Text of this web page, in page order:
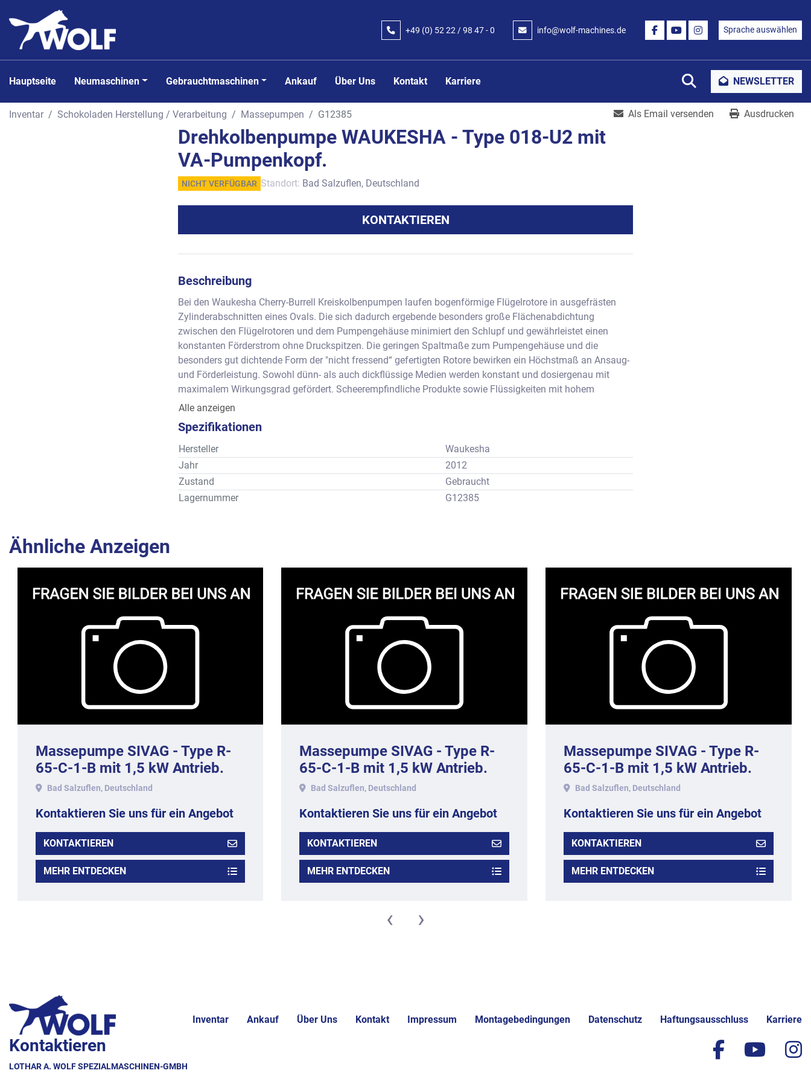
+49 (0) 52 22 / 98 47 - 0 info@wolf-machines.de
FACEBOOK
YOUTUBEINSTAGRAM
Sprache auswählen
Hauptseite Neumaschinen Gebrauchtmaschinen Ankauf Über Uns Kontakt Karriere SucheNEWSLETTER
Inventar Schokoladen Herstellung / Verarbeitung Massepumpen G12385 Als Email versenden Ausdrucken
Drehkolbenpumpe WAUKESHA - Type 018-U2 mit
VA-Pumpenkopf.
NICHT VERFÜGBAR Standort: Bad Salzuflen, Deutschland
KONTAKTIEREN
Beschreibung
Bei den Waukesha Cherry-Burrell Kreiskolbenpumpen laufen bogenförmige Flügelrotore in ausgefrästen
Zylinderabschnitten eines Ovals. Die sich dadurch ergebende besonders große Flächenabdichtung
zwischen den Flügelrotoren und dem Pumpengehäuse minimiert den Schlupf und gewährleistet einen
konstanten Förderstrom ohne Druckspitzen. Die geringen Spaltmaße zum Pumpengehäuse und die
besonders gut dichtende Form der "nicht fressend“ gefertigten Rotore bewirken ein Höchstmaß an Ansaug-
und Förderleistung. Sowohl dünn- als auch dickflüssige Medien werden konstant und dosiergenau mit
maximalem Wirkungsgrad gefördert. Scheerempfindliche Produkte sowie Flüssigkeiten mit hohem
Feststoffanteil oder großen Stücken werden schonend gepumpt.
Anschluss    : ca. DN40 (1,5")
Förderdruck: ca. 13,8 bar max.
Alle anzeigen
Spezifikationen
Hersteller
Waukesha
Jahr
2012
Zustand
Gebraucht
Lagernummer
G12385
Ähnliche Anzeigen
Massepumpe SIVAG - Type R-
65-C-1-B mit 1,5 kW Antrieb.
Bad Salzuflen, Deutschland
Kontaktieren Sie uns für ein Angebot
KONTAKTIEREN
MEHR ENTDECKEN
Massepumpe SIVAG - Type R-
65-C-1-B mit 1,5 kW Antrieb.
Bad Salzuflen, Deutschland
Kontaktieren Sie uns für ein Angebot
KONTAKTIEREN
MEHR ENTDECKEN
Massepumpe SIVAG - Type R-
65-C-1-B mit 1,5 kW Antrieb.
Bad Salzuflen, Deutschland
Kontaktieren Sie uns für ein Angebot
KONTAKTIEREN
MEHR ENTDECKEN
‹ ›
Inventar Ankauf Über Uns Kontakt Impressum Montagebedingungen Datenschutz Haftungsausschluss Karriere
Kontaktieren
LOTHAR A. WOLF SPEZIALMASCHINEN-GMBH
facebook